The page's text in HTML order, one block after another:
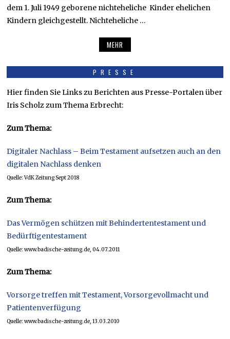
dem 1. Juli 1949 geborene nichteheliche Kinder ehelichen
Kindern gleichgestellt. Nichteheliche …
MEHR
PRESSE
Hier finden Sie Links zu Berichten aus Presse-Portalen über
Iris Scholz zum Thema Erbrecht:
Zum Thema:
Digitaler Nachlass – Beim Testament aufsetzen auch an den
digitalen Nachlass denken
Quelle: VdK Zeitung Sept 2018
Zum Thema:
Das Vermögen schützen mit Behindertentestament und
Bedürftigentestament
Quelle: www.badische-zeitung.de, 04.07.2011
Zum Thema:
Vorsorge treffen mit Testament, Vorsorgevollmacht und
Patientenverfügung
Quelle: www.badische-zeitung.de, 13.03.2010